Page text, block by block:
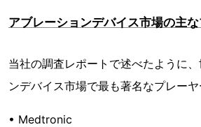
アブレーションデバイス市場の主
当社の調査レポートで述べたように
ンデバイス市場で最も著名なプレー
• Medtronic